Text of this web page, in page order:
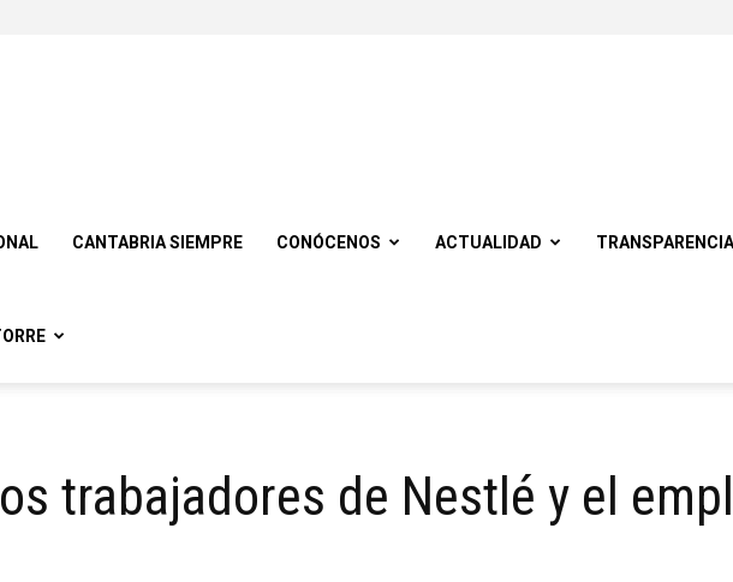
CANTABRIA SIEMPRE CONÓCENOS ACTUALIDAD TRANSPARENCIA
trabajadores de Nestlé y el